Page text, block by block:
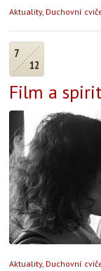
Aktuality, Duchovní
7
12
Film a
Aktuality, Duchovní